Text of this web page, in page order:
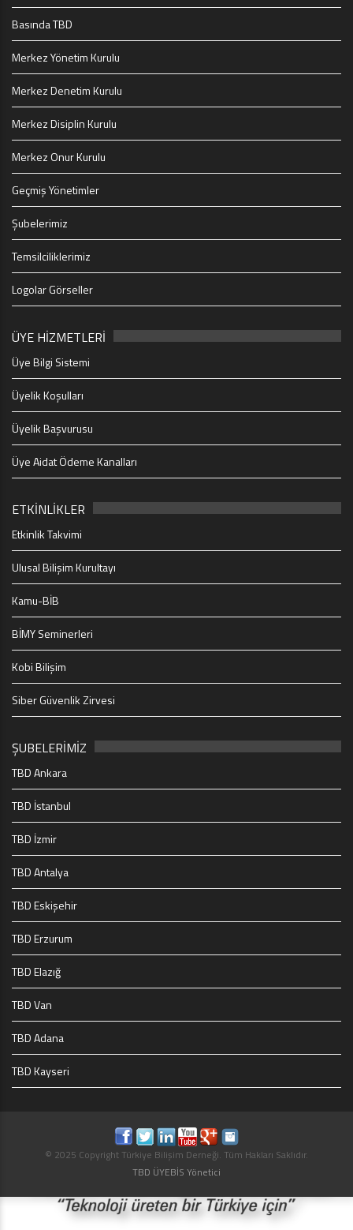
Basında TBD
Merkez Yönetim Kurulu
Merkez Denetim Kurulu
Merkez Disiplin Kurulu
Merkez Onur Kurulu
Geçmiş Yönetimler
Şubelerimiz
Temsilciliklerimiz
Logolar Görseller
ÜYE HİZMETLERİ
Üye Bilgi Sistemi
Üyelik Koşulları
Üyelik Başvurusu
Üye Aidat Ödeme Kanalları
ETKİNLİKLER
Etkinlik Takvimi
Ulusal Bilişim Kurultayı
Kamu-BİB
BİMY Seminerleri
Kobi Bilişim
Siber Güvenlik Zirvesi
ŞUBELERİMİZ
TBD Ankara
TBD İstanbul
TBD İzmir
TBD Antalya
TBD Eskişehir
TBD Erzurum
TBD Elazığ
TBD Van
TBD Adana
TBD Kayseri
© 2025 Copyright Türkiye Bilişim Derneği. Tüm Hakları Saklıdır.
TBD ÜYEBİS Yönetici